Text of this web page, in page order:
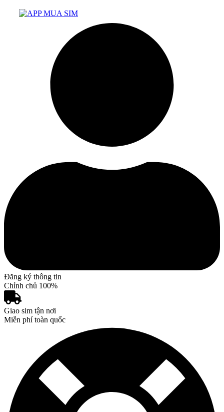
Đăng ký thông tin
Chỉnh chủ 100%
Giao sim tận nơi
Miễn phí toàn quốc